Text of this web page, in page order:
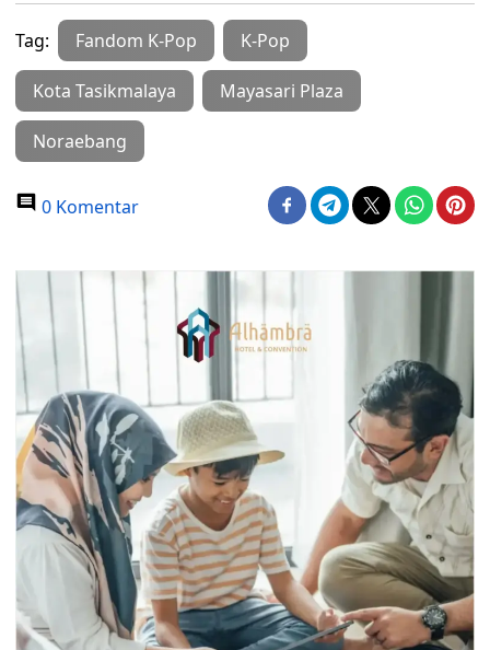
Tag: Fandom K-Pop K-Pop
Kota Tasikmalaya Mayasari Plaza
Noraebang
0 Komentar